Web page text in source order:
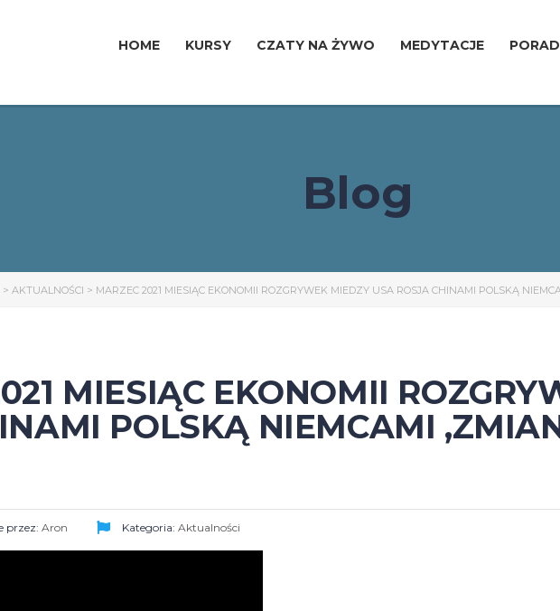
HOME KURSY CZATY NA ŻYWO MEDYTACJE
Blog
> AKTUALNOŚCI > MARZEC 2021 MIESIĄC EKONOMII ROZGRYWEK MIEDZY USA ROSJA CHINAMI POLSKĄ
MIESIĄC EKONOMII
POLSKĄ NIEMCAMI
przez: Aron Kategoria: Aktualności